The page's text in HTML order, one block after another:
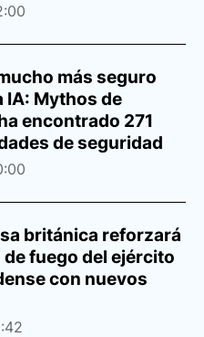
más seguro
IA: Mythos de
encontrado 271
de seguridad
británica reforzará
fuego del ejército
con nuevos